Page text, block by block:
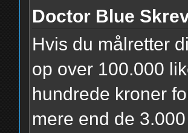
Doctor Blue
Hvis du målretter
op over 100.000
hundrede kroner
mere end de